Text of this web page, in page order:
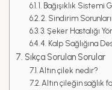
1. Bağışıklık Sistemi
2. Sindirim
3. Şeker Hastalığı
4. Kalp Sağlığına
Sıkça Sorulan Sorular
Altın çilek nedir?
Altın çileğin sağlık